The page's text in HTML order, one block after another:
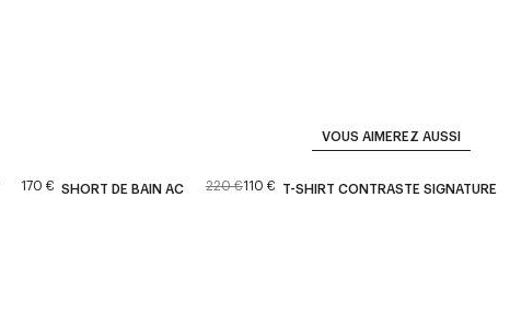
VOUS AIMEREZ AUSSI
170 € SHORT DE BAIN AC 220 €110 € T-SHIRT CONTRASTE SIGNATURE